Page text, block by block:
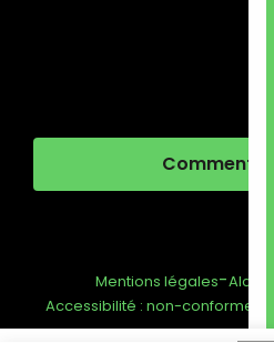
Comment
Mentions légales-
Accessibilité : non-conforme